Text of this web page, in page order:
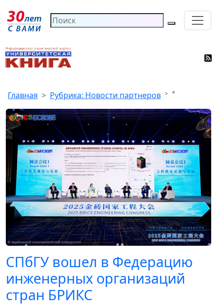
Главная Рубрика: Новости партнеров *
СПбГУ вошел в Федерацию
инженерных организаций
стран БРИКС